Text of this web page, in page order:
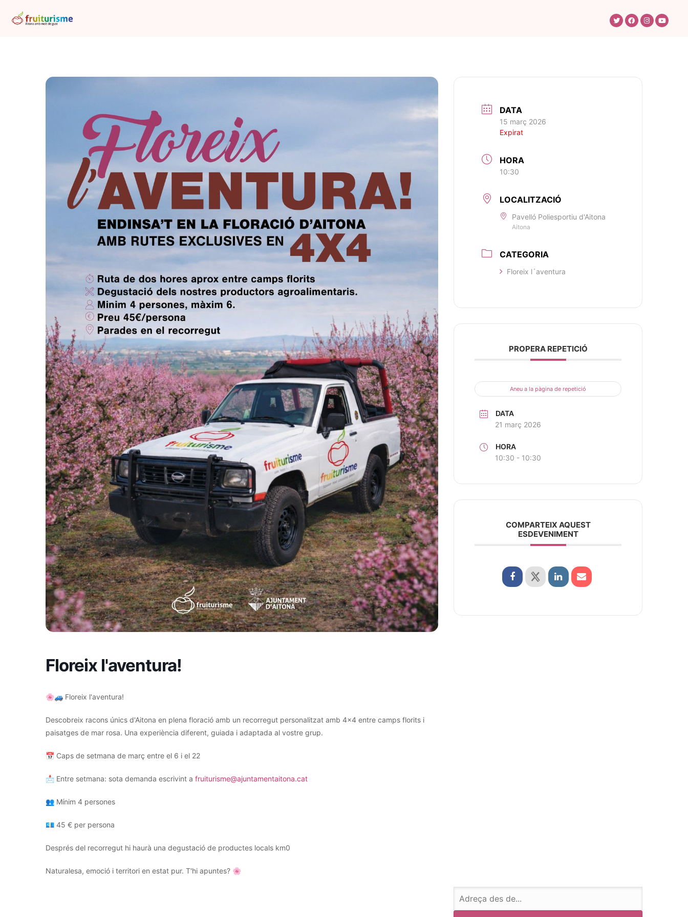
Floreix l'aventura!
🌸🚙 Floreix l'aventura!
Descobreix racons únics d'Aitona en plena floració amb un recorregut personalitzat amb 4×4 entre camps florits i
paisatges de mar rosa. Una experiència diferent, guiada i adaptada al vostre grup.
📅 Caps de setmana de març entre el 6 i el 22
📩 Entre setmana: sota demanda escrivint a fruiturisme@ajuntamentaitona.cat
👥 Mínim 4 persones
💶 45 € per persona
Després del recorregut hi haurà una degustació de productes locals km0
Naturalesa, emoció i territori en estat pur. T'hi apuntes? 🌸
DATA
15 març 2026
Expirat
HORA
10:30
LOCALITZACIÓ
Pavelló Poliesportiu d'Aitona
Aitona
CATEGORIA
Floreix l´aventura
PROPERA REPETICIÓ
Aneu a la pàgina de repetició
DATA
21 març 2026
HORA
10:30 - 10:30
COMPARTEIX AQUEST
ESDEVENIMENT